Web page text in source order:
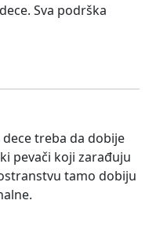
Sva podrška
treba da dobije
pevači koji zarađuju
tamo dobiju